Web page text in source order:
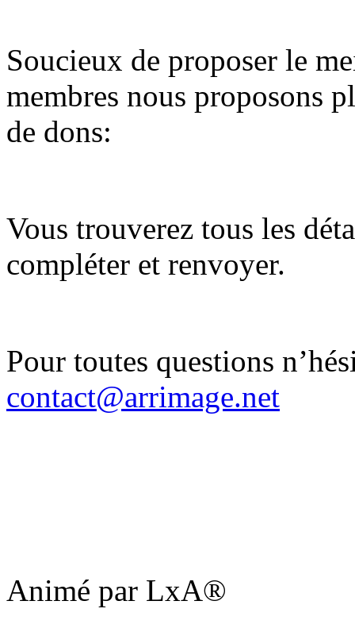
Soucieux de proposer le
membres nous proposons
de dons:
Vous trouverez tous les
compléter et renvoyer.
Pour toutes questions
contact@arrimage.net
Animé par LxA®